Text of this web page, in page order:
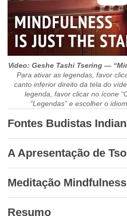
Video: Geshe Tashi Tsering —
Para ativar as legendas, favor
canto inferior direito da tela do
legenda, favor clicar no ícone
“Legendas” e escolher o
Fontes Budistas
A Apresentação de
Meditação Mindfulness
Resumo